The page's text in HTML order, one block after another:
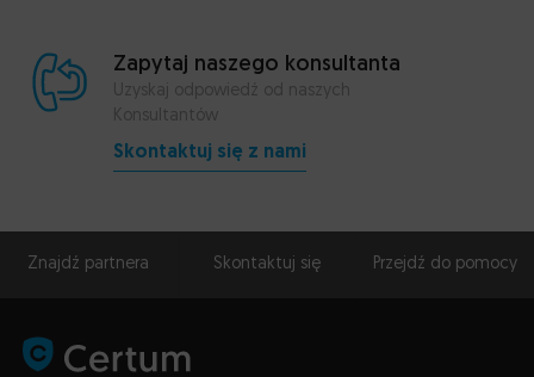
Zapytaj naszego konsultanta
Uzyskaj odpowiedź od naszych
Konsultantów
Skontaktuj się z nami
Znajdź partnera Skontaktuj się Przejdź do pomocy